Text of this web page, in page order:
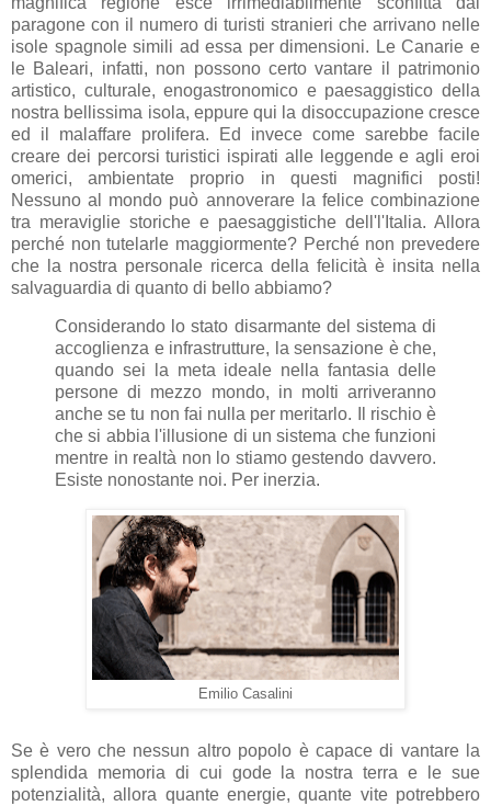
paragone con il numero di turisti stranieri che arrivano nelle
isole spagnole simili ad essa per dimensioni. Le Canarie e
le Baleari, infatti, non possono certo vantare il patrimonio
artistico, culturale, enogastronomico e paesaggistico della
nostra bellissima isola, eppure qui la disoccupazione cresce
ed il malaffare prolifera. Ed invece come sarebbe facile
creare dei percorsi turistici ispirati alle leggende e agli eroi
omerici, ambientate proprio in questi magnifici posti!
Nessuno al mondo può annoverare la felice combinazione
tra meraviglie storiche e paesaggistiche dell'l'Italia. Allora
perché non tutelarle maggiormente? Perché non prevedere
che la nostra personale ricerca della felicità è insita nella
salvaguardia di quanto di bello abbiamo?
Considerando lo stato disarmante del sistema di
accoglienza e infrastrutture, la sensazione è che,
quando sei la meta ideale nella fantasia delle
persone di mezzo mondo, in molti arriveranno
anche se tu non fai nulla per meritarlo. Il rischio è
che si abbia l'illusione di un sistema che funzioni
mentre in realtà non lo stiamo gestendo davvero.
Esiste nonostante noi. Per inerzia.
Emilio Casalini
Se è vero che nessun altro popolo è capace di vantare la
splendida memoria di cui gode la nostra terra e le sue
potenzialità, allora quante energie, quante vite potrebbero